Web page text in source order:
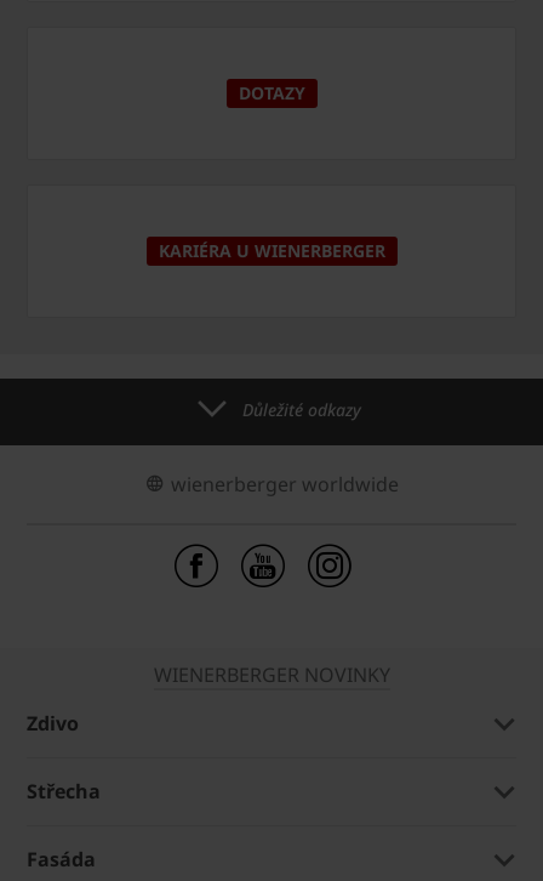
DOTAZY
KARIÉRA U WIENERBERGER
Důležité odkazy
wienerberger worldwide
WIENERBERGER NOVINKY
Zdivo
Střecha
Fasáda